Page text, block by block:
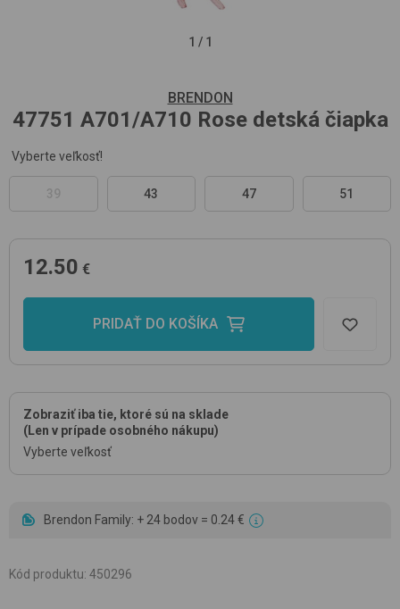
1 / 1
BRENDON
47751 A701/A710 Rose detská čiapka
Vyberte veľkosť!
39 43 47 51
12.50 €
PRIDAŤ DO KOŠÍKA
Zobraziť iba tie, ktoré sú na sklade
(Len v prípade osobného nákupu)
Vyberte veľkosť
Brendon Family: + 24 bodov = 0.24 €
Kód produktu: 450296